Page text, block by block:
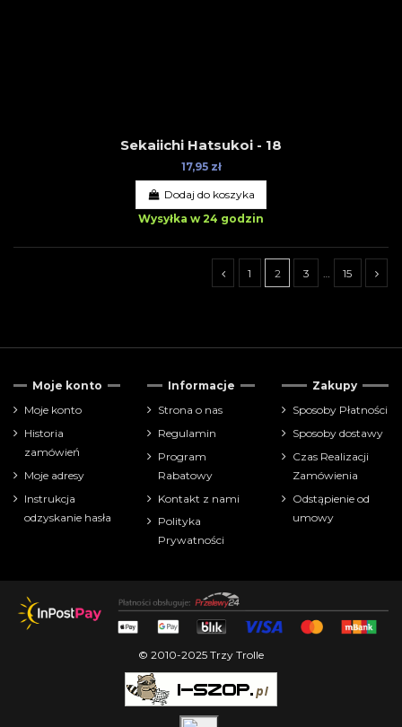
Sekaiichi Hatsukoi - 18
17,95 zł
Dodaj do koszyka
Wysyłka w 24 godzin
1 2 3 15
Nowe produkty 1
Cena
Pokaż tylko
Wydanie:
Moje konto
Moje konto
Historia
zamówień
Moje adresy
Instrukcja
odzyskanie hasła
Informacje
Strona o nas
Regulamin
Program
Rabatowy
Kontakt z nami
Polityka
Prywatności
Zakupy
Sposoby Płatności
Sposoby dostawy
Czas Realizacji
Zamówienia
Odstąpienie od
umowy
© 2010-2025 Trzy Trolle